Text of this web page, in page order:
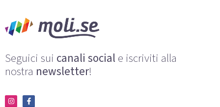
Seguici sui canali social e iscriviti alla
nostra newsletter!